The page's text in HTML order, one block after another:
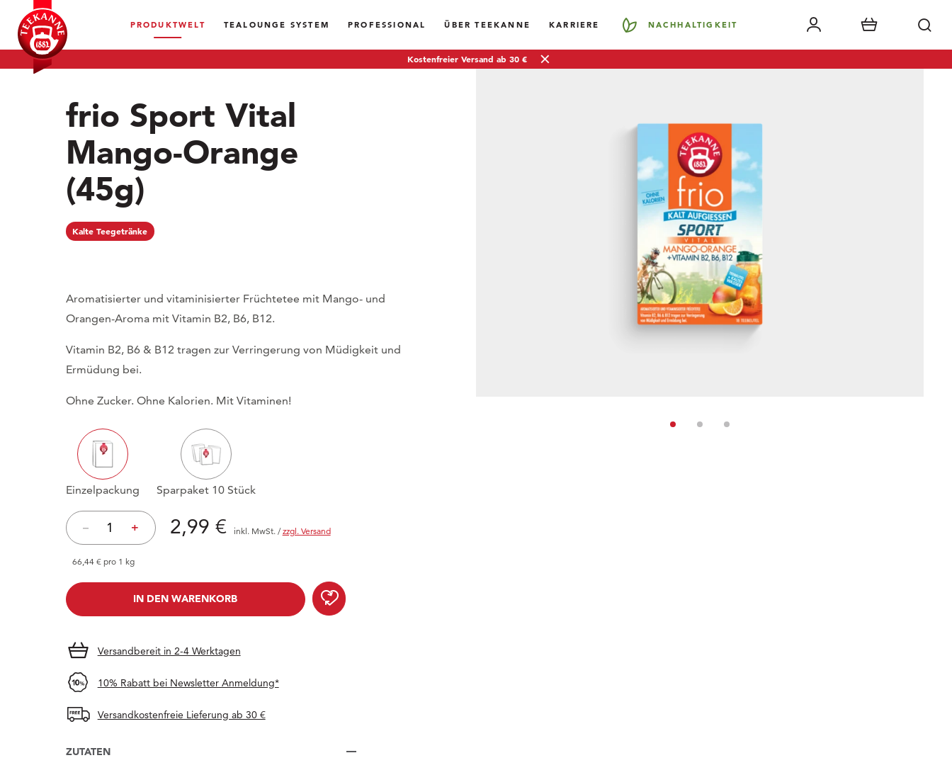
PRODUKTWELT TEALOUNGE SYSTEM PROFESSIONAL ÜBER TEEKANNE KARRIERE NACHHALTIGKEIT
Kostenfreier Versand ab 30 €
frio Sport Vital
Mango-Orange
(45g)
Kalte Teegetränke
Aromatisierter und vitaminisierter Früchtetee mit Mango- und
Orangen-Aroma mit Vitamin B2, B6, B12.
Vitamin B2, B6 & B12 tragen zur Verringerung von Müdigkeit und
Ermüdung bei.
Ohne Zucker. Ohne Kalorien. Mit Vitaminen!
Einzelpackung Sparpaket 10 Stück
– + Preis: 2,99 €
2,99 € inkl. MwSt./zzgl. Versand
66,44 € pro 1 kg
IN DEN WARENKORB
frio Sport Vital Mango-Orange zur Wunschliste hinzufügen
Versandbereit in 2-4 Werktagen
10% Rabatt bei Newsletter Anmeldung*
Versandkostenfreie Lieferung ab 30 €
ZUTATEN